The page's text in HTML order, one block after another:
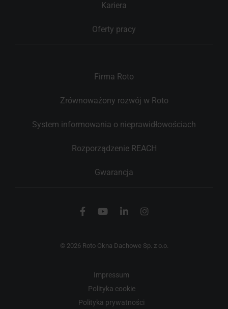
Kariera
Oferty pracy
Firma Roto
Zrównoważony rozwój w Roto
System informowania o nieprawidłowościach
Rozporządzenie REACH
Gwarancja
© 2026 Roto Okna Dachowe Sp. z o.o.
Impressum
Polityka cookie
Polityka prywatności